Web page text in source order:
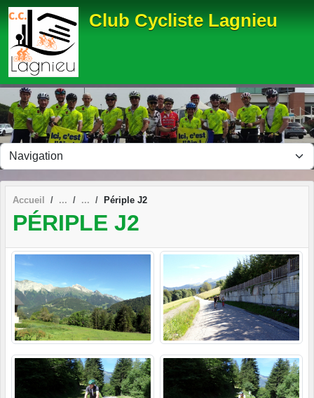
Club Cycliste Lagnieu
Accueil Périple J2
PÉRIPLE J2
Panneau de gestion des cookies